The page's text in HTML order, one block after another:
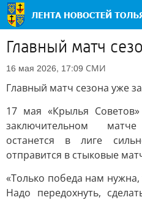
Главный матч
16 мая 2026, 17:09 СМИ
Главный матч сезона уже
17 мая «Крылья
заключительном
останется в лиге
отправится в стыковые
«Только победа нам
Надо передохнуть,